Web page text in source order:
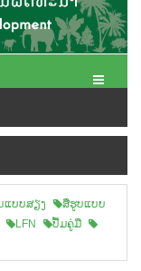
Toggle
ແບບສຽງ
ສື່ຮູບແບບ
LFN
ປື້ມຄູ່ມື